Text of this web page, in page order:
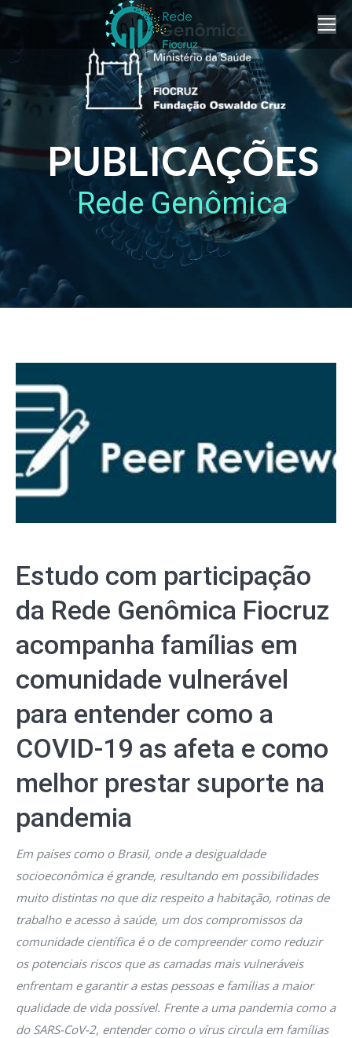
PUBLICAÇÕES
Rede Genômica
Estudo com participação
da Rede Genômica Fiocruz
acompanha famílias em
comunidade vulnerável
para entender como a
COVID-19 as afeta e como
melhor prestar suporte na
pandemia
Em países como o Brasil, onde a desigualdade
socioeconômica é grande, resultando em possibilidades
muito distintas no que diz respeito a habitação, rotinas de
trabalho e acesso à saúde, um dos compromissos da
comunidade científica é o de compreender como reduzir
os potenciais riscos que as camadas mais vulneráveis
enfrentam e garantir a estas pessoas e famílias a maior
qualidade de vida possível. Frente a uma pandemia como a
do SARS-CoV-2, entender como o vírus circula em famílias